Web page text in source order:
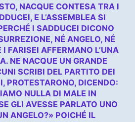
NACQUE CONTESA TRA I
E L’ASSEMBLEA SI
I SADDUCEI DICONO
NÉ ANGELO, NÉ
FARISEI AFFERMANO L’UNA
NE NACQUE UN GRANDE
SCRIBI DEL PARTITO DEI
PROTESTARONO, DICENDO:
NULLA DI MALE IN
GLI AVESSE PARLATO UNO
ANGELO?» POICHÉ IL